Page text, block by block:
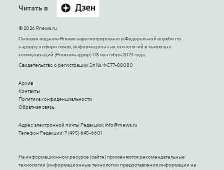
Читать в
© 2026 Rnews.ru
Сетевое издание Rnews зарегистрировано в Федеральной службе по
надзору в сфере связи, информационных технологий и массовых
коммуникаций (Роскомнадзор) 03 сентября 2024 года.
Свидетельство о регистрации Эл № ФС77-88080
Архив
Контакты
Политика конфиденциальности
Обратная связь
Адрес электронной почты Редакции:Info@rnews.ru
Телефон Редакции: 7 (495) 645-6601
На информационном ресурсе (сайте) применяются рекомендательные
технологии (информационные технологии предоставления информации на